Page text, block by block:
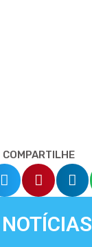
COMPARTILHE